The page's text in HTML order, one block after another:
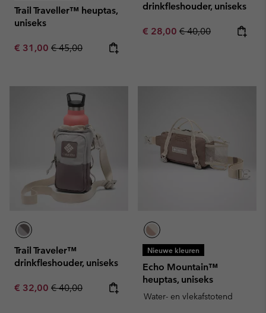
Trail Traveller™ heuptas,
uniseks
Sale price:
€ 31,00 Regular price:
€ 45,00
drinkfleshouder, uniseks
Sale price:
€ 28,00 Regular price:
€ 40,00
Trail Traveler™
drinkfleshouder, uniseks
Sale price:
€ 32,00 Regular price:
€ 40,00
Nieuwe kleuren
Echo Mountain™
heuptas, uniseks
Water- en vlekafstotend